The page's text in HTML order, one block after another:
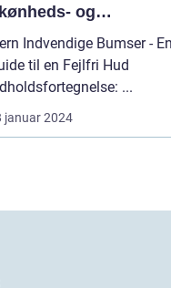
og
Indvendige Bumser -
til en Fejlfri Hud
Indholdsfortegnelse: ...
januar 2024